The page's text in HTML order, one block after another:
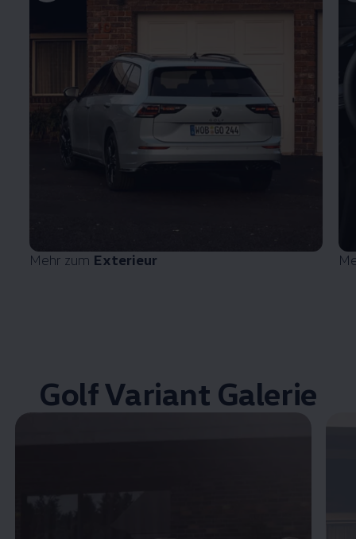
Mehr zum Exterieur
Golf Variant Galerie
Enable fullscreen mode